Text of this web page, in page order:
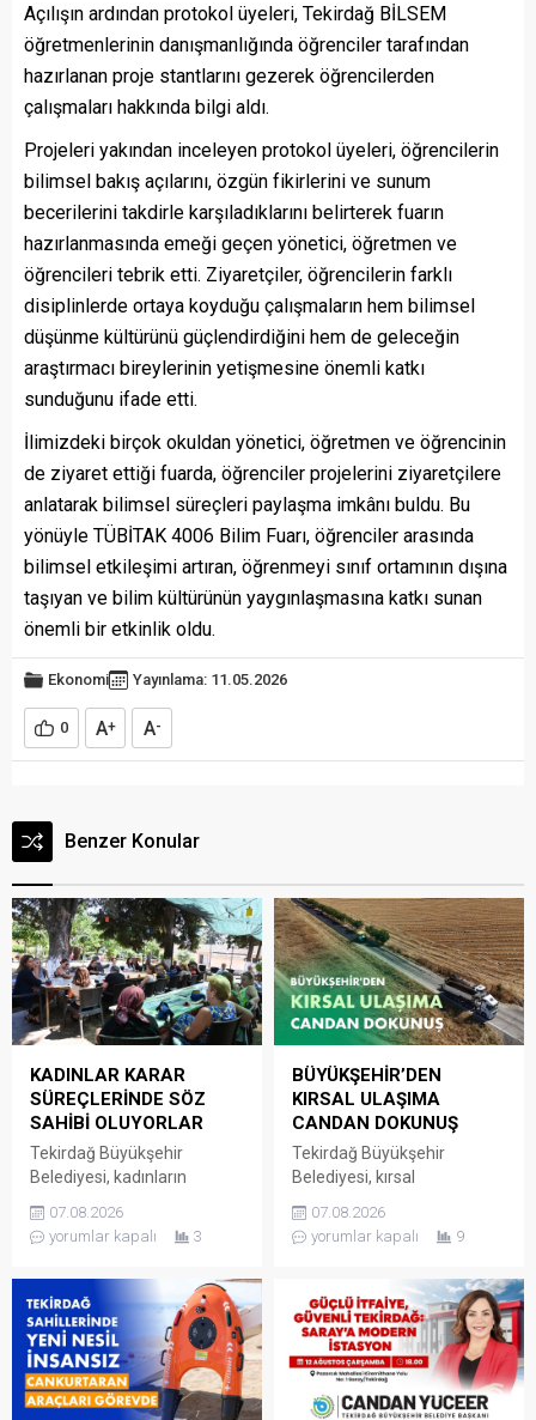
Açılışın ardından protokol üyeleri, Tekirdağ BİLSEM
öğretmenlerinin danışmanlığında öğrenciler tarafından
hazırlanan proje stantlarını gezerek öğrencilerden
çalışmaları hakkında bilgi aldı.
Projeleri yakından inceleyen protokol üyeleri, öğrencilerin
bilimsel bakış açılarını, özgün fikirlerini ve sunum
becerilerini takdirle karşıladıklarını belirterek fuarın
hazırlanmasında emeği geçen yönetici, öğretmen ve
öğrencileri tebrik etti. Ziyaretçiler, öğrencilerin farklı
disiplinlerde ortaya koyduğu çalışmaların hem bilimsel
düşünme kültürünü güçlendirdiğini hem de geleceğin
araştırmacı bireylerinin yetişmesine önemli katkı
sunduğunu ifade etti.
İlimizdeki birçok okuldan yönetici, öğretmen ve öğrencinin
de ziyaret ettiği fuarda, öğrenciler projelerini ziyaretçilere
anlatarak bilimsel süreçleri paylaşma imkânı buldu. Bu
yönüyle TÜBİTAK 4006 Bilim Fuarı, öğrenciler arasında
bilimsel etkileşimi artıran, öğrenmeyi sınıf ortamının dışına
taşıyan ve bilim kültürünün yaygınlaşmasına katkı sunan
önemli bir etkinlik oldu.
Ekonomi Yayınlama: 11.05.2026
0 A+ A-
Benzer Konular
KADINLAR KARAR
SÜREÇLERİNDE SÖZ
SAHİBİ OLUYORLAR
Tekirdağ Büyükşehir
Belediyesi, kadınların
talep ve sorunlarını
doğrudan yerel yönetime
Buluşmaları’nı sürdürmeye
devam ediyor. Kadın Dostu
Kentler Projesi kapsamında
hayata geçirilen Kadın
Mahalle Buluşmaları
Marmaraereğlisi, Saray,
07.08.2026
yorumlar kapalı
3
BÜYÜKŞEHİR’DEN
KIRSAL ULAŞIMA
CANDAN DOKUNUŞ
Tekirdağ Büyükşehir
Belediyesi, kırsal
altyapısını güçlendirmeye
yönelik yatırımlarını aralıksız
İşleri Dairesi Başkanlığı
tarafından
Süleymanpaşa’ya bağlı
Yağcı Mahallesi’ni Hayrabolu
ve Malkara ilçelerine
bağlayan güzergâhta
07.08.2026
yorumlar kapalı
9